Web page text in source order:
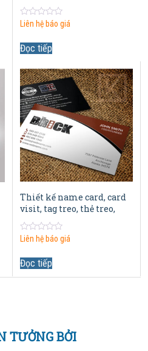
0
5
Liên hệ báo giá
Đọc tiếp
Thiết kế name card, card
visit, tag treo, thẻ treo,
price
0
5
Liên hệ báo giá
Đọc tiếp
TƯỞNG BỞI